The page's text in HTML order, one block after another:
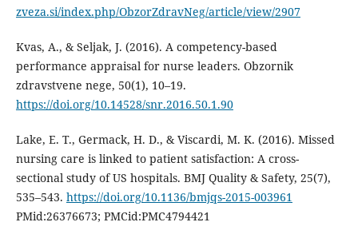
zveza.si/index.php/ObzorZdravNeg/article/view/2907
Kvas, A., & Seljak, J. (2016). A competency-based
performance appraisal for nurse leaders. Obzornik
zdravstvene nege, 50(1), 10–19.
https://doi.org/10.14528/snr.2016.50.1.90
Lake, E. T., Germack, H. D., & Viscardi, M. K. (2016). Missed
nursing care is linked to patient satisfaction: A cross-
sectional study of US hospitals. BMJ Quality & Safety, 25(7),
535–543. https://doi.org/10.1136/bmjqs-2015-003961
PMid:26376673; PMCid:PMC4794421